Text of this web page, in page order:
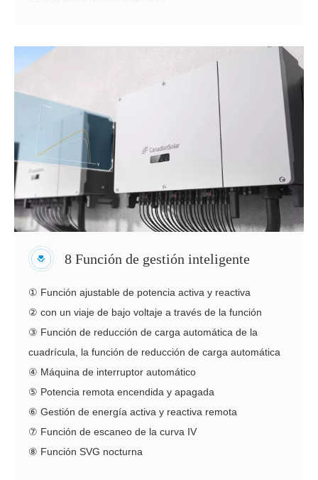
8 Función de gestión inteligente
① Función ajustable de potencia activa y reactiva
② con un viaje de bajo voltaje a través de la función
③ Función de reducción de carga automática de la
cuadrícula, la función de reducción de carga automática
④ Máquina de interruptor automático
⑤ Potencia remota encendida y apagada
⑥ Gestión de energía activa y reactiva remota
⑦ Función de escaneo de la curva IV
⑧ Función SVG nocturna